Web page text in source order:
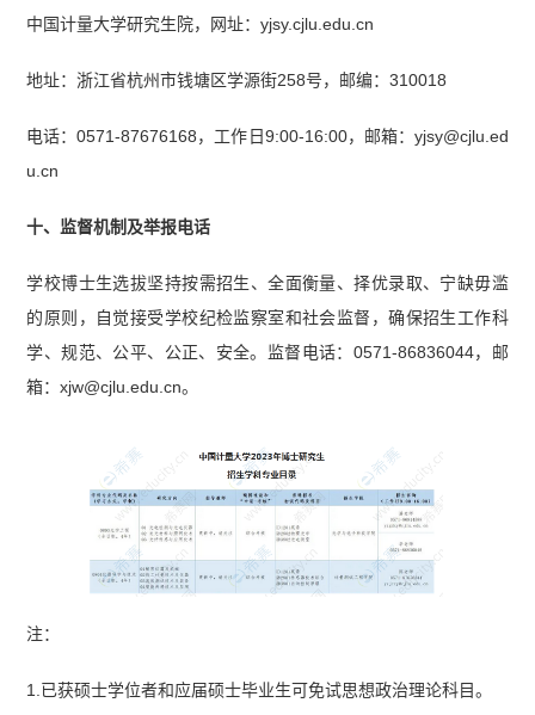
中国计量大学研究生院，网址：yjsy.cjlu.edu.cn
地址：浙江省杭州市钱塘区学源街258号，邮编：310018
电话：0571-87676168，工作日9:00-16:00，邮箱：yjsy@cjlu.ed
u.cn
十、监督机制及举报电话
学校博士生选拔坚持按需招生、全面衡量、择优录取、宁缺毋滥
的原则，自觉接受学校纪检监察室和社会监督，确保招生工作科
学、规范、公平、公正、安全。监督电话：0571-86836044，邮
箱：xjw@cjlu.edu.cn。
注：
1.已获硕士学位者和应届硕士毕业生可免试思想政治理论科目。